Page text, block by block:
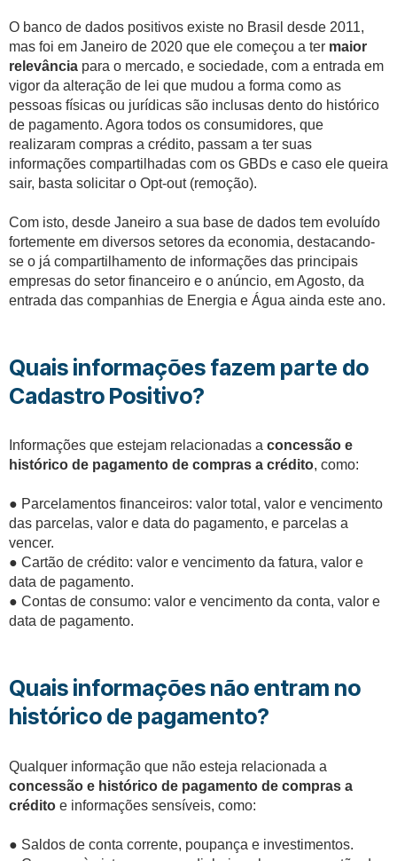
O banco de dados positivos existe no Brasil desde 2011,
mas foi em Janeiro de 2020 que ele começou a ter maior
relevância para o mercado, e sociedade, com a entrada em
vigor da alteração de lei que mudou a forma como as
pessoas físicas ou jurídicas são inclusas dento do histórico
de pagamento. Agora todos os consumidores, que
realizaram compras a crédito, passam a ter suas
informações compartilhadas com os GBDs e caso ele queira
sair, basta solicitar o Opt-out (remoção).
Com isto, desde Janeiro a sua base de dados tem evoluído
fortemente em diversos setores da economia, destacando-
se o já compartilhamento de informações das principais
empresas do setor financeiro e o anúncio, em Agosto, da
entrada das companhias de Energia e Água ainda este ano.
Quais informações fazem parte do
Cadastro Positivo?
Informações que estejam relacionadas a concessão e
histórico de pagamento de compras a crédito, como:
● Parcelamentos financeiros: valor total, valor e vencimento
das parcelas, valor e data do pagamento, e parcelas a
vencer.
● Cartão de crédito: valor e vencimento da fatura, valor e
data de pagamento.
● Contas de consumo: valor e vencimento da conta, valor e
data de pagamento.
Quais informações não entram no
histórico de pagamento?
Qualquer informação que não esteja relacionada a
concessão e histórico de pagamento de compras a
crédito e informações sensíveis, como:
● Saldos de conta corrente, poupança e investimentos.